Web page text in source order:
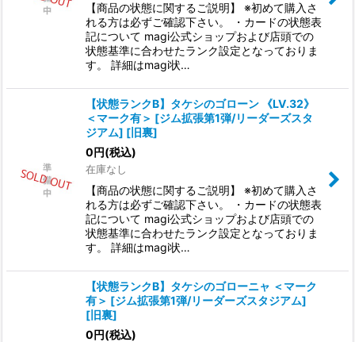
【商品の状態に関するご説明】 ※初めて購入さ
れる方は必ずご確認下さい。 ・カードの状態表
記について magi公式ショップおよび店頭での
状態基準に合わせたランク設定となっておりま
す。 詳細はmagi状…
【状態ランクB】タケシのゴローン 《LV.32》
＜マーク有＞ [ジム拡張第1弾/リーダーズスタ
ジアム] [旧裏]
0円(税込)
在庫なし
【商品の状態に関するご説明】 ※初めて購入さ
れる方は必ずご確認下さい。 ・カードの状態表
記について magi公式ショップおよび店頭での
状態基準に合わせたランク設定となっておりま
す。 詳細はmagi状…
【状態ランクB】タケシのゴローニャ ＜マーク
有＞ [ジム拡張第1弾/リーダーズスタジアム]
[旧裏]
0円(税込)